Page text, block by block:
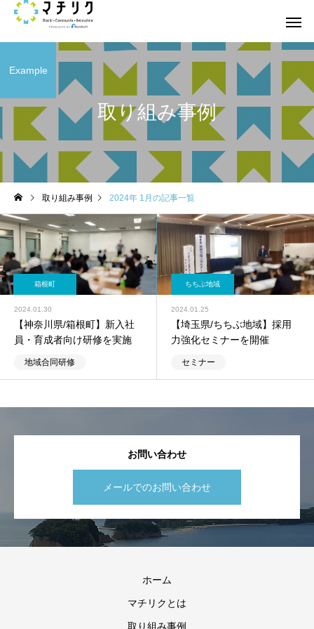
取り組み事例
Example
取り組み事例 2024年 1月の記事一覧
箱根町
2024.01.30
【神奈川県/箱根町】新入社
員・育成者向け研修を実施
地域合同研修
ちちぶ地域
2024.01.25
【埼玉県/ちちぶ地域】採用
力強化セミナーを開催
セミナー
お問い合わせ
メールでのお問い合わせ
ホーム
マチリクとは
取り組み事例